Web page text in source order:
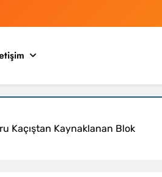
Kaçıştan Kaynaklanan Blok